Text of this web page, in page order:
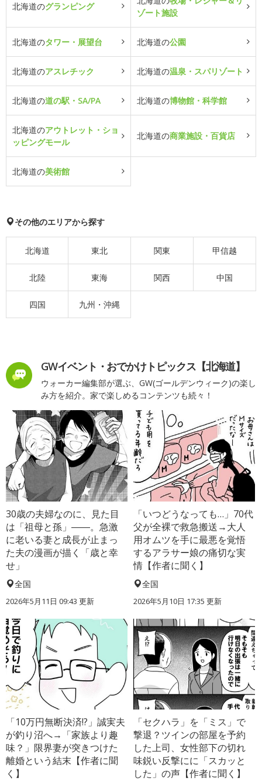
北海道のグランピング
ゾート施設
北海道のタワー・展望台 北海道の公園
北海道のアスレチック 北海道の温泉・スパリゾート
北海道の道の駅・SA/PA 北海道の博物館・科学館
北海道のアウトレット・ショ
ッピングモール
北海道の商業施設・百貨店
北海道の美術館
その他のエリアから探す
北海道 東北 関東 甲信越
北陸 東海 関西 中国
四国 九州・沖縄
GWイベント・おでかけトピックス【北海道】
ウォーカー編集部が選ぶ、GW(ゴールデンウィーク)の楽し
み方を紹介。家で楽しめるコンテンツも続々！
30歳の夫婦なのに、見た目
は「祖母と孫」――。急激
に老いる妻と成長が止まっ
た夫の漫画が描く「歳と幸
せ」
全国
2026年5月11日 09:43 更新
「いつどうなっても…」70代
父が全裸で救急搬送→大人
用オムツを手に最悪を覚悟
するアラサー娘の痛切な実
情【作者に聞く】
全国
2026年5月10日 17:35 更新
「10万円無断決済!?」誠実夫
が釣り沼へ→「家族より趣
味？」限界妻が突きつけた
離婚という結末【作者に聞
く】
「セクハラ」を「ミス」で
撃退？ツインの部屋を予約
した上司、女性部下の切れ
味鋭い反撃にに「スカッと
した」の声【作者に聞く】